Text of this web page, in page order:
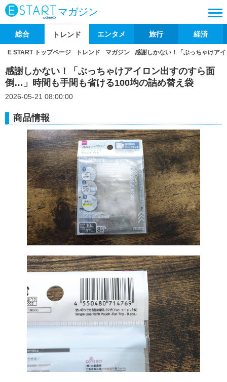
マガジン
総合 トレンド エンタメ 旅行 経済
E START トップページ トレンド マガジン 感謝しかない！「ぶっちゃけア
感謝しかない！「ぶっちゃけアイロン出すのすら面
倒…」時間も手間も省ける100均の詰め替え袋
2026-05-21 08:00:00
商品情報